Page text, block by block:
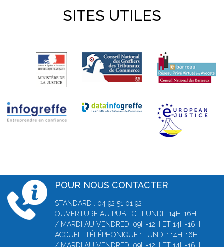
SITES UTILES
POUR NOUS CONTACTER
STANDARD : 04 92 51 01 92
OUVERTURE AU PUBLIC : LUNDI : 14H-16H
/ MARDI AU VENDREDI 09H-12H ET 14H-16H
ACCUEIL TÉLÉPHONIQUE : LUNDI : 14H-16H